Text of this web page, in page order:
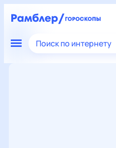
Поиск по интернету